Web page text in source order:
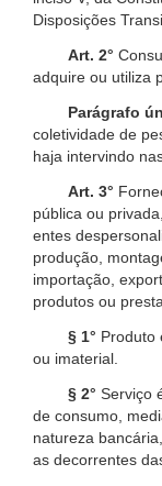
Disposições
Art. 2°
adquire ou utiliza
Parágrafo
coletividade de
haja intervindo
Art. 3°
pública ou
entes
produção,
importação,
produtos ou
§ 1° Produto
ou imaterial.
§ 2° Serviço
de consumo,
natureza
as decorrentes